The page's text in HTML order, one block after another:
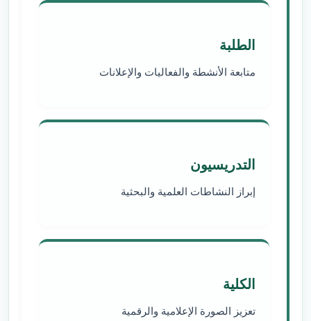
الطلبة
متابعة الأنشطة والفعاليات والإعلانات
التدريسيون
إبراز النشاطات العلمية والبحثية
الكلية
تعزيز الصورة الإعلامية والرقمية